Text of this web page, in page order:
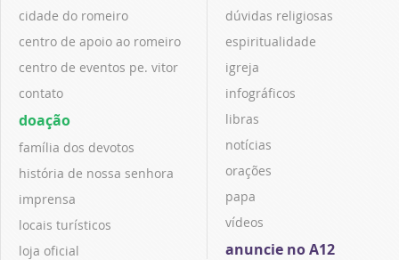
cidade do romeiro
centro de apoio ao romeiro
centro de eventos pe. vitor
contato
doação
família dos devotos
história de nossa senhora
imprensa
locais turísticos
loja oficial
dúvidas religiosas
espiritualidade
igreja
infográficos
libras
notícias
orações
papa
vídeos
anuncie no A12